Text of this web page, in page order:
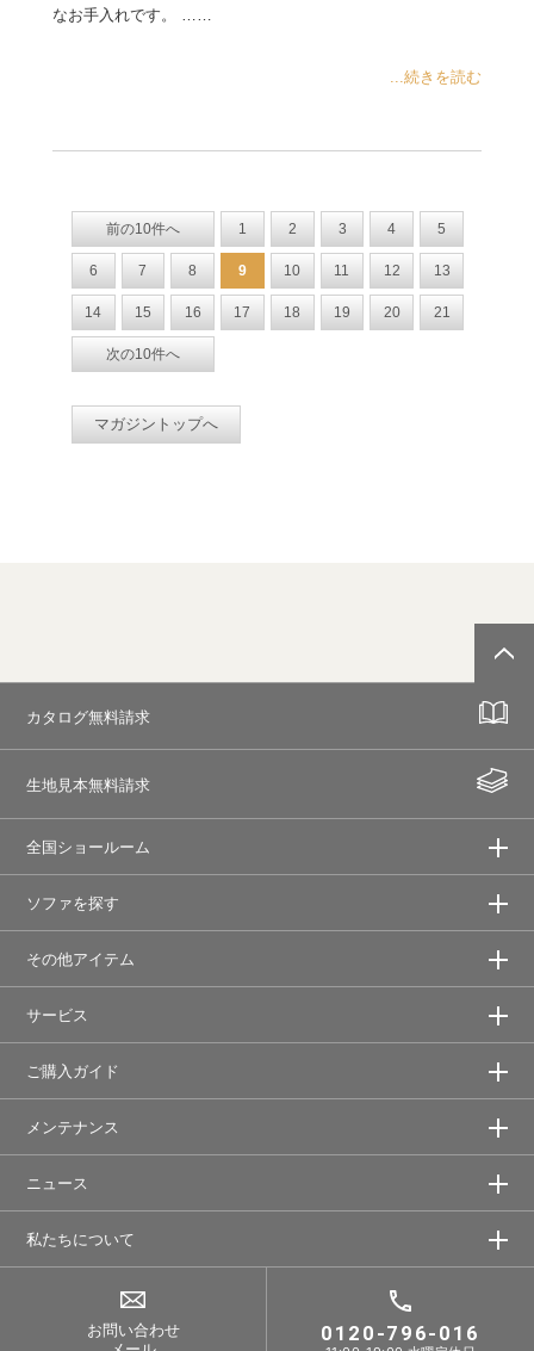
なお手入れです。 ……
...続きを読む
前の10件へ 1 2 3 4 5
6 7 8 9 10 11 12 13
14 15 16 17 18 19 20 21
次の10件へ
マガジントップへ
カタログ無料請求
生地見本無料請求
全国ショールーム
ソファを探す
その他アイテム
サービス
ご購入ガイド
メンテナンス
ニュース
私たちについて
お問い合わせ
0120-796-016